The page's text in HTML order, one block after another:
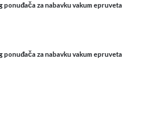
za nabavku vakum epruveta
za nabavku vakum epruveta